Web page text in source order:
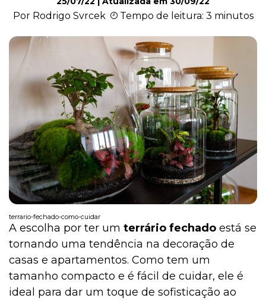
Cachorro
Gato
Outros Pets
Casa & Piscina
Jardinagem
Institucional
Por Rodrigo Svrcek Tempo de leitura: 3 minutos
terrario-fechado-como-cuidar
A escolha por ter um terrário fechado está se
tornando uma tendência na decoração de
casas e apartamentos. Como tem um
tamanho compacto e é fácil de cuidar, ele é
ideal para dar um toque de sofisticação ao